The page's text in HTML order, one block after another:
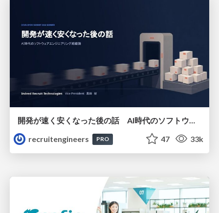
recruitengineers
PRO 47 33k